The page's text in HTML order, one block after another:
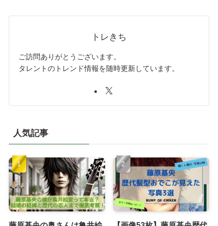
トレきち
ご訪問ありがとうございます。
タレントのトレンド情報を随時更新しています。
人気記事